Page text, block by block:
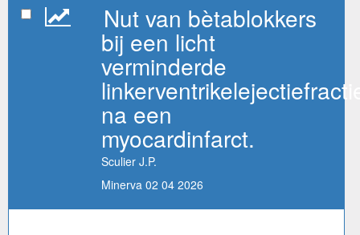
Nut van bètablokkers
bij een licht
verminderde
na een
myocardinfarct.
Sculier J.P.
Minerva 02 04 2026